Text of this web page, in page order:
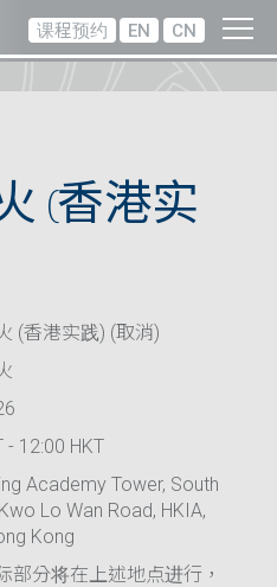
课程预约 EN CN
(香港实
(香港实践) (取消)
- 12:00 HKT
Academy Tower, South
Lo Wan Road, HKIA,
Kong
部分将在上述地点进行，